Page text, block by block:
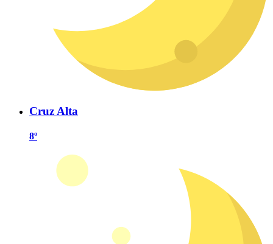
Cruz Alta
8º